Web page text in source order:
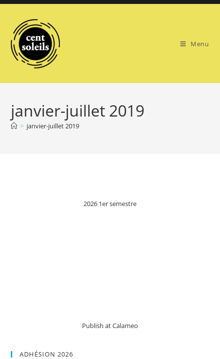
Skip
content
Menu
janvier-juillet 2019
> janvier-juillet 2019
2026 1er semestre
Publish at Calameo
ADHÉSION 2026